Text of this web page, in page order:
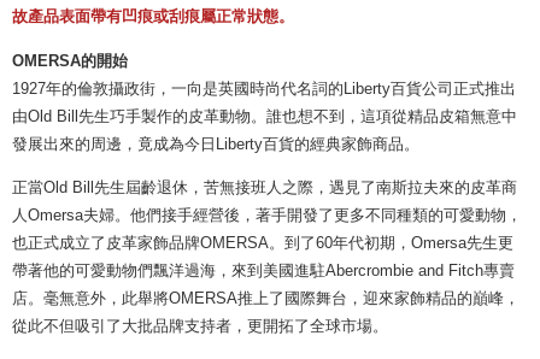
故產品表面帶有凹痕或刮痕屬正常狀態。
OMERSA的開始
1927年的倫敦攝政街，一向是英國時尚代名詞的Liberty百貨公司正式推出
由Old Bill先生巧手製作的皮革動物。誰也想不到，這項從精品皮箱無意中
發展出來的周邊，竟成為今日Liberty百貨的經典家飾商品。
正當Old Bill先生屆齡退休，苦無接班人之際，遇見了南斯拉夫來的皮革商
人Omersa夫婦。他們接手經營後，著手開發了更多不同種類的可愛動物，
也正式成立了皮革家飾品牌OMERSA。到了60年代初期，Omersa先生更
帶著他的可愛動物們飄洋過海，來到美國進駐Abercrombie and Fitch專賣
店。毫無意外，此舉將OMERSA推上了國際舞台，迎來家飾精品的巔峰，
從此不但吸引了大批品牌支持者，更開拓了全球市場。